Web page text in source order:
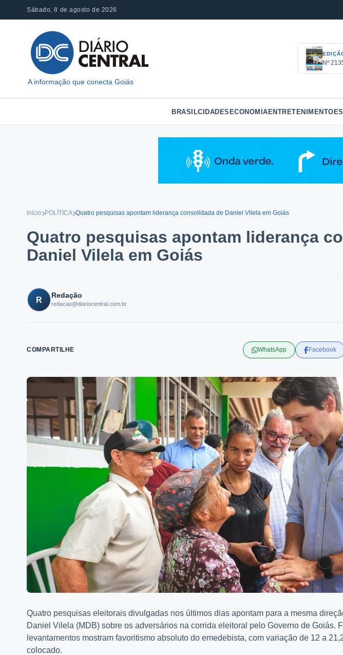
Sábado, 8 de agosto de 2026
A informação que conecta Goiás
Nº
BRASILCIDADES ECONOMIA ENTRETENIMENTO
Início POLÍTICA Quatro pesquisas apontam liderança consolidada de Daniel Vilela em Goiás
Quatro pesquisas apontam liderança
Daniel Vilela em Goiás
R
Redação
redacao@diariocentral.com.br
COMPARTILHE WhatsApp Facebook
Quatro pesquisas eleitorais divulgadas nos últimos dias apontam para a mesma
Daniel Vilela (MDB) sobre os adversários na corrida eleitoral pelo Governo de Goiás.
levantamentos mostram favoritismo absoluto do emedebista, com variação de 12 a
colocado.